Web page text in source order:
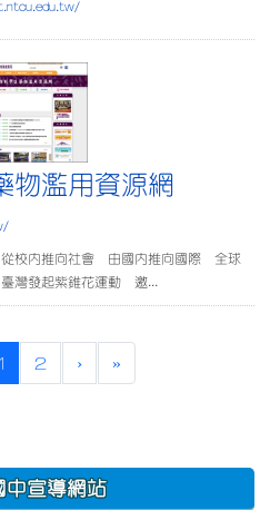
教育部防制學生藥物濫
物濫用資源網
校內推向社會 由國內推向國際 全球
灣發起紫錐花運動 邀...
(current)
2 › »
中宣導網站